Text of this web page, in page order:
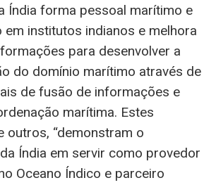
Índia forma pessoal marítimo e
em institutos indianos e melhora
para desenvolver a
do domínio marítimo através de
de fusão de informações e
marítima. Estes
outros, “demonstram o
Índia em servir como provedor
Oceano Índico e parceiro